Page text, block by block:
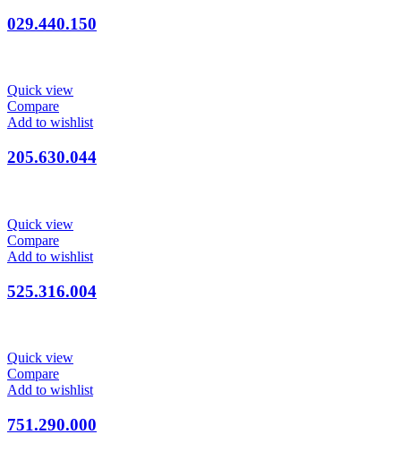
029.440.150
Quick view
Compare
Add to wishlist
205.630.044
Quick view
Compare
Add to wishlist
525.316.004
Quick view
Compare
Add to wishlist
751.290.000